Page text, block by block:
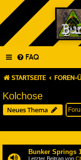
FAQ
STARTSEITE FOREN-
Kolchose
Neues Thema
Bunker Springs
Letzter Beitrag von